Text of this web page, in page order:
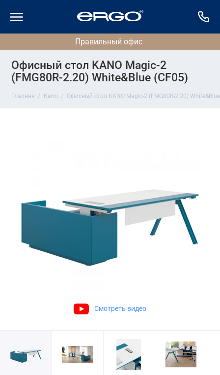
Офисный стол KANO Magic-2
(FMG80R-2.20) White&Blue (CF05)
Главная Kano Офисный стол KANO Magic-2 (FMG80R-2.20)
Смотреть видео